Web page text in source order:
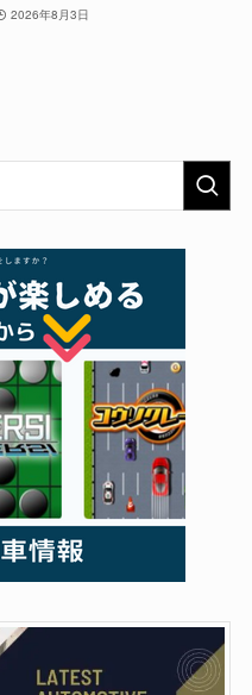
2026年8月3日